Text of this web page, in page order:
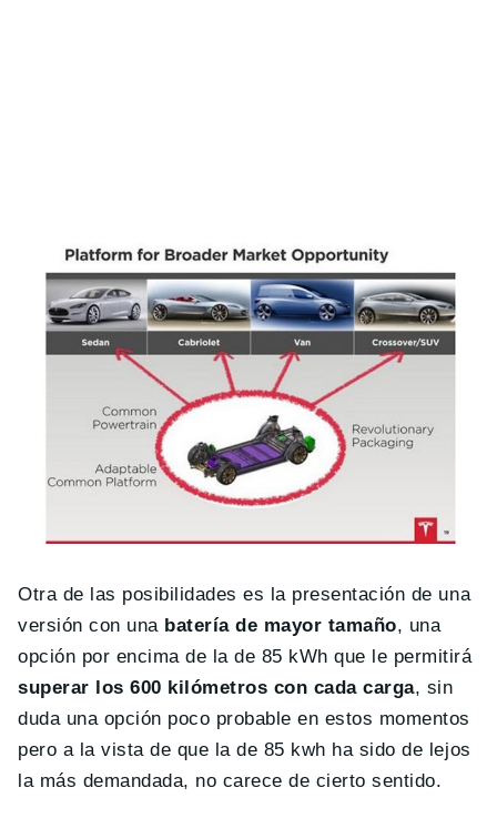
Otra de las posibilidades es la presentación de una
versión con una batería de mayor tamaño, una
opción por encima de la de 85 kWh que le permitirá
superar los 600 kilómetros con cada carga, sin
duda una opción poco probable en estos momentos
pero a la vista de que la de 85 kwh ha sido de lejos
la más demandada, no carece de cierto sentido.